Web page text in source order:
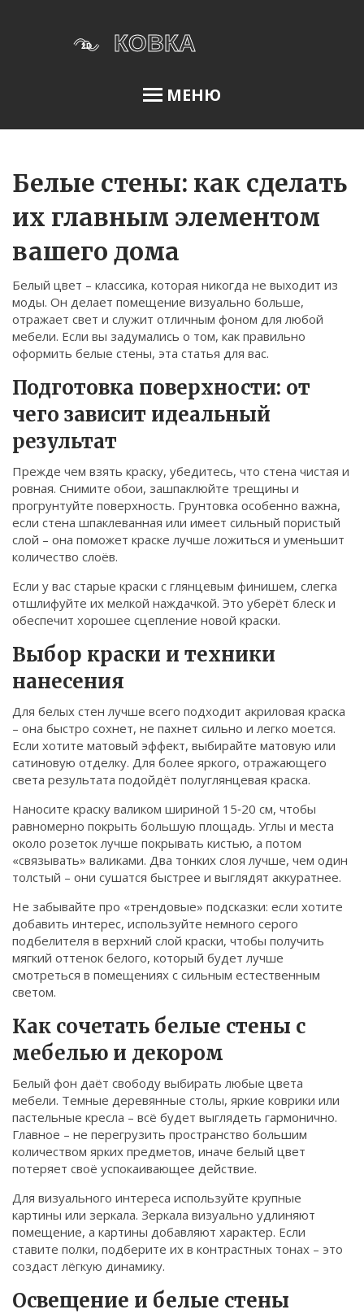
МЕНЮ
Меню
О нас
Условия использования
Политика конфиденциальности
ФЗ-152
Связаться
© 2026. Все права защищены.
Белые стены: как сделать
их главным элементом
вашего дома
Белый цвет – классика, которая никогда не выходит из
моды. Он делает помещение визуально больше,
отражает свет и служит отличным фоном для любой
мебели. Если вы задумались о том, как правильно
оформить белые стены, эта статья для вас.
Подготовка поверхности: от
чего зависит идеальный
результат
Прежде чем взять краску, убедитесь, что стена чистая и
ровная. Снимите обои, зашпаклюйте трещины и
прогрунтуйте поверхность. Грунтовка особенно важна,
если стена шпаклеванная или имеет сильный пористый
слой – она поможет краске лучше ложиться и уменьшит
количество слоёв.
Если у вас старые краски с глянцевым финишем, слегка
отшлифуйте их мелкой наждачкой. Это уберёт блеск и
обеспечит хорошее сцепление новой краски.
Выбор краски и техники
нанесения
Для белых стен лучше всего подходит акриловая краска
– она быстро сохнет, не пахнет сильно и легко моется.
Если хотите матовый эффект, выбирайте матовую или
сатиновую отделку. Для более яркого, отражающего
света результата подойдёт полуглянцевая краска.
Наносите краску валиком шириной 15‑20 см, чтобы
равномерно покрыть большую площадь. Углы и места
около розеток лучше покрывать кистью, а потом
«связывать» валиками. Два тонких слоя лучше, чем один
толстый – они сушатся быстрее и выглядят аккуратнее.
Не забывайте про «трендовые» подсказки: если хотите
добавить интерес, используйте немного серого
подбелителя в верхний слой краски, чтобы получить
мягкий оттенок белого, который будет лучше
смотреться в помещениях с сильным естественным
светом.
Как сочетать белые стены с
мебелью и декором
Белый фон даёт свободу выбирать любые цвета
мебели. Темные деревянные столы, яркие коврики или
пастельные кресла – всё будет выглядеть гармонично.
Главное – не перегрузить пространство большим
количеством ярких предметов, иначе белый цвет
потеряет своё успокаивающее действие.
Для визуального интереса используйте крупные
картины или зеркала. Зеркала визуально удлиняют
помещение, а картины добавляют характер. Если
ставите полки, подберите их в контрастных тонах – это
создаст лёгкую динамику.
Освещение и белые стены